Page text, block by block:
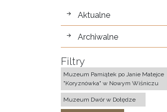
wystawy
Aktualne
Archiwalne
Filtry
Muzeum Pamiątek po Janie Matejce
"Koryznówka" w Nowym Wiśniczu
Muzeum Dwór w Dołędze